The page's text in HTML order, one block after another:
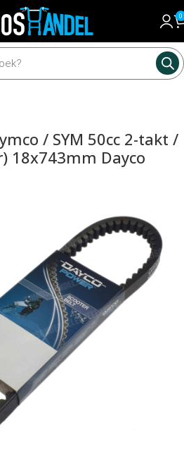
0
onderdelen
/ SYM 50cc 2-takt /
18x743mm Dayco